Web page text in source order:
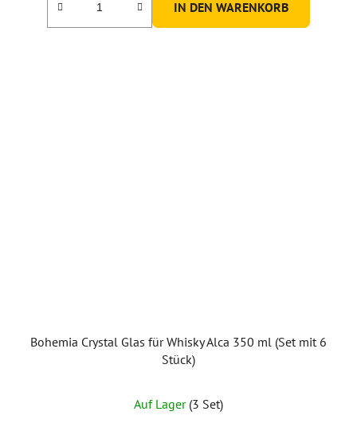
IN DEN WARENKORB
Bohemia Crystal Glas für Whisky Alca 350 ml (Set mit 6
Stück)
Auf Lager (3 Set)